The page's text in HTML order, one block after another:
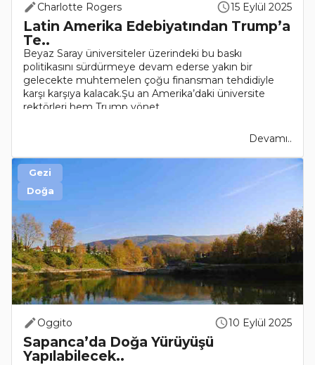
Charlotte Rogers 15 Eylül 2025
Latin Amerika Edebiyatından Trump’a
Te..
Beyaz Saray üniversiteler üzerindeki bu baskı
politikasını sürdürmeye devam ederse yakın bir
gelecekte muhtemelen çoğu finansman tehdidiyle
karşı karşıya kalacak.Şu an Amerika’daki üniversite
rektörleri hem Trump yönet..
Devamı..
Oggito 10 Eylül 2025
Sapanca’da Doğa Yürüyüşü
Yapılabilecek..
Gezi
Doğa